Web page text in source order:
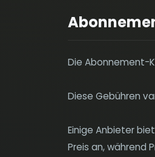
Die Abonnement-
Diese Gebühren
Einige Anbieter
Preis an, während